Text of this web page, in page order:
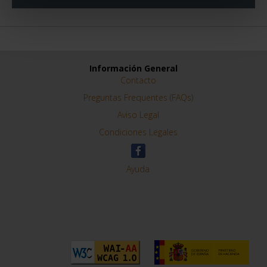
Información General
Contacto
Preguntas Frequentes (FAQs)
Aviso Legal
Condiciones Legales
Ayuda